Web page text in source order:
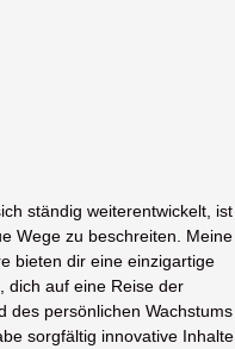
ständig weiterentwickelt, ist
Wege zu beschreiten. Meine
bieten dir eine einzigartige
dich auf eine Reise der
des persönlichen Wachstums
sorgfältig innovative Inhalte